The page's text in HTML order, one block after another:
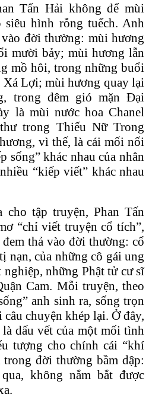
Tấn Hải không để mùi
siêu hình rỗng tuếch. Anh
đời thường: mùi hương
mười bảy; mùi hương lẫn
mồ hôi, trong những buổi
Xá Lợi; mùi hương quay lại
trong đêm gió mặn Đại
là mùi nước hoa Chanel
trong Thiếu Nữ Trong
vì thế, là cái mối nối
sống” khác nhau của nhân
“kiếp viết” khác nhau
tập truyện, Phan Tấn
“chỉ viết truyện cổ tích”,
thả vào đời thường: cổ
nạn, của những cô gái ung
những Phật tử cư sĩ
Cam. Mỗi truyện, theo
anh sinh ra, sống trọn
chuyện khép lại. Ở đây,
dấu vết của một mối tình
tượng cho chính cái “khí
đời thường bầm dập:
không nắm bắt được